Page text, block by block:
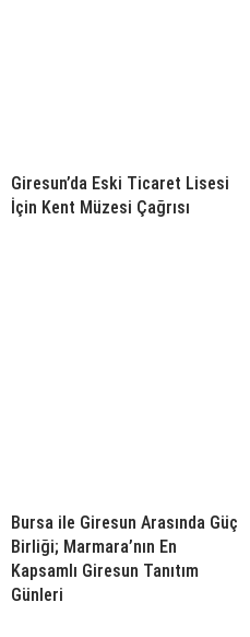
Giresun’da Eski Ticaret Lisesi
İçin Kent Müzesi Çağrısı
Bursa ile Giresun Arasında Güç
Birliği; Marmara’nın En
Kapsamlı Giresun Tanıtım
Günleri